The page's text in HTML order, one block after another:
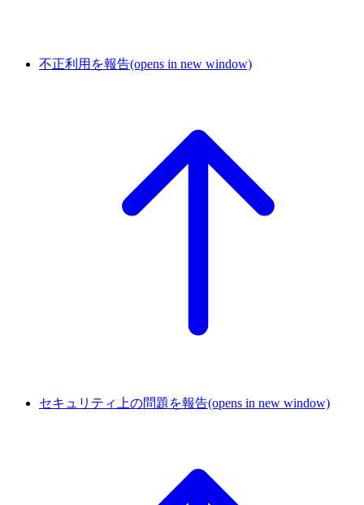
不正利用を報告(opens in new window)
セキュリティ上の問題を報告(opens in new window)